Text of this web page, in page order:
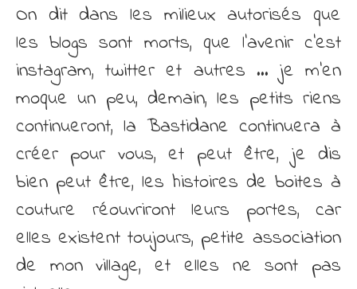
On dit dans les milieux autorisés que
les blogs sont morts, que l’avenir c’est
instagram, twitter et autres … je m’en
moque un peu, demain, les petits riens
continueront, la Bastidane continuera à
créer pour vous, et peut être, je dis
bien peut être, les histoires de boites à
couture réouvriront leurs portes, car
elles existent toujours, petite association
de mon village, et elles ne sont pas